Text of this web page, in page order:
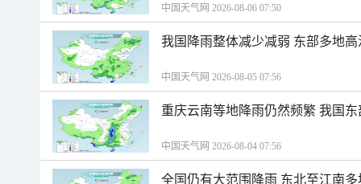
中国天气网 2026-08-06 07:50
我国降雨整体减少减弱 东部多地
中国天气网 2026-08-05 07:56
重庆云南等地降雨仍然频繁 我国
中国天气网 2026-08-04 07:56
全国仍有大范围降雨 东北至江南